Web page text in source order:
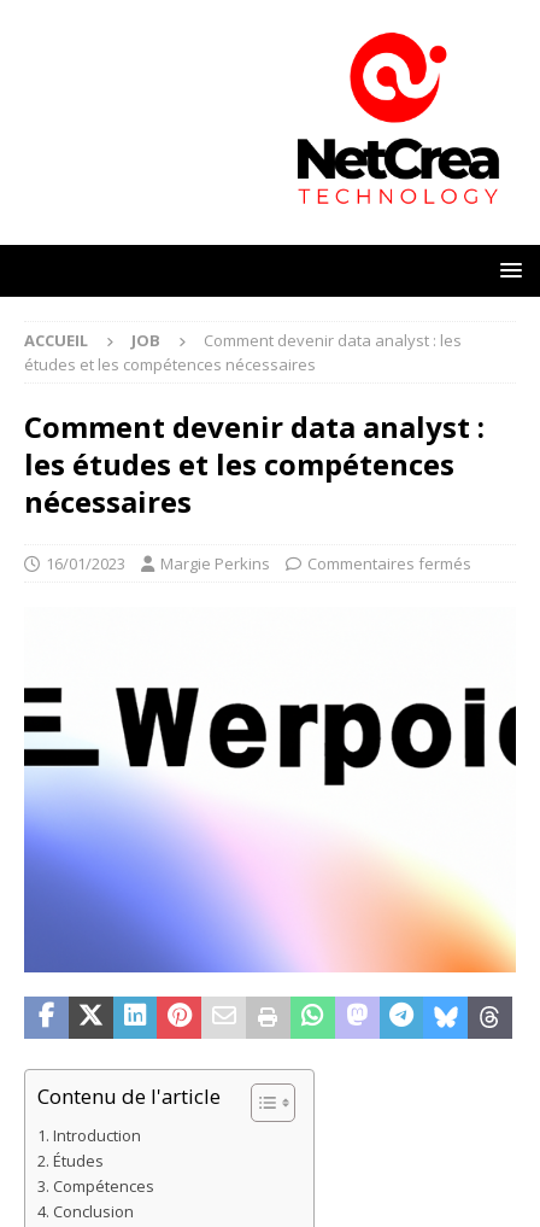
ACCUEIL JOB
Comment devenir data analyst : les
études et les compétences nécessaires
Comment devenir data analyst :
les études et les compétences
nécessaires
16/01/2023 Margie Perkins Commentaires fermés
Contenu de l'article
Introduction
Études
Compétences
Conclusion